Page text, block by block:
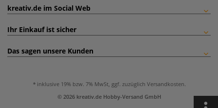
kreativ.de im Social Web
Ihr Einkauf ist sicher
Das sagen unsere Kunden
inklusive 19% bzw. 7% MwSt, ggf. zuzüglich Versandkosten.
© 2026 kreativ.de Hobby-Versand GmbH